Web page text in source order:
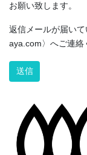
お願い致します。
返信メールが届い
aya.com〉へご連絡